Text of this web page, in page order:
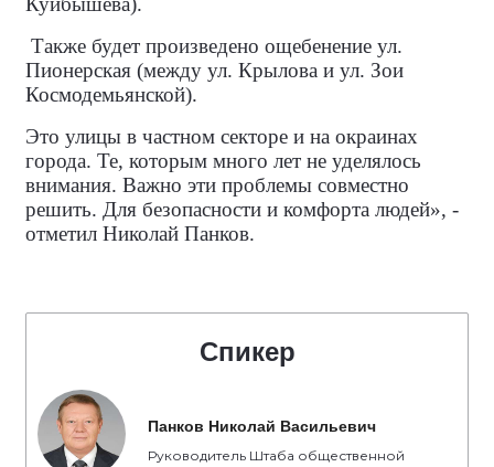
Также будет произведено ощебенение ул.
Пионерская (между ул. Крылова и ул. Зои
Космодемьянской).
Это улицы в частном секторе и на окраинах
города. Те, которым много лет не уделялось
внимания. Важно эти проблемы совместно
решить. Для безопасности и комфорта людей», -
отметил Николай Панков.
Спикер
Панков Николай Васильевич
Руководитель Штаба общественной